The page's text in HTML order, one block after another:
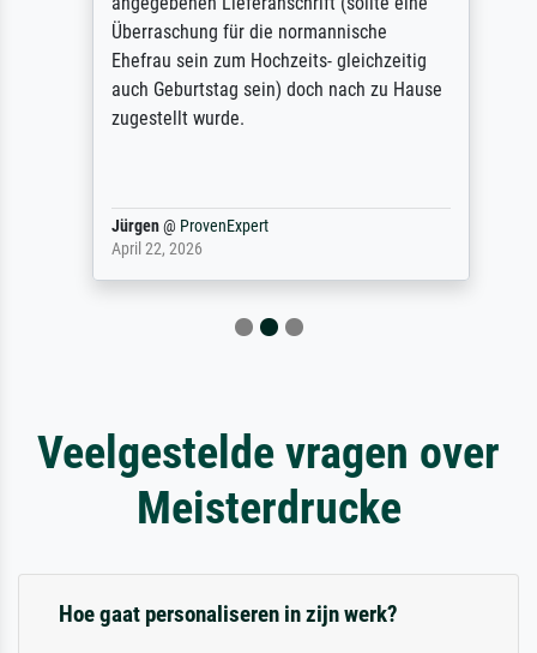
Überraschung für die normannische
Ehefrau sein zum Hochzeits- gleichzeitig
auch Geburtstag sein) doch nach zu Hause
zugestellt wurde.
Jürgen@ProvenExpert
April 22, 2026
Veelgestelde vragen over
Meisterdrucke
Hoe gaat personaliseren in zijn werk?